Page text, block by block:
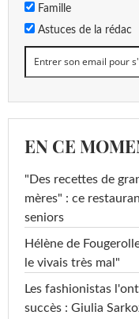
Famille
Astuces de la rédac
EN CE
"Des recettes de
mères" : ce
seniors
Hélène de
le vivais très mal"
Les fashionistas
succès : Giulia